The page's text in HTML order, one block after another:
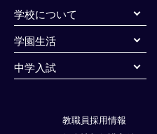
ョ
ン
学校について
学園生活
中学入試
教職員採用情報